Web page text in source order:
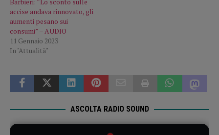
accise andava rinnovato, gli
aumenti pesano sui
consumi” – AUDIO
11 Gennaio 2023
In "Attualità"
ASCOLTA RADIO SOUND